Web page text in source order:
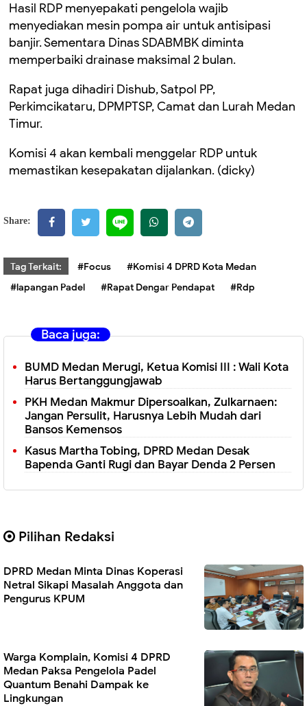
Hasil RDP menyepakati pengelola wajib
menyediakan mesin pompa air untuk antisipasi
banjir. Sementara Dinas SDABMBK diminta
memperbaiki drainase maksimal 2 bulan.
Rapat juga dihadiri Dishub, Satpol PP,
Perkimcikataru, DPMPTSP, Camat dan Lurah Medan
Timur.
Komisi 4 akan kembali menggelar RDP untuk
memastikan kesepakatan dijalankan. (dicky)
Share:
Tag Terkait: #Focus
#Komisi 4 DPRD Kota Medan
#lapangan Padel
#Rapat Dengar Pendapat #Rdp
Baca juga:
BUMD Medan Merugi, Ketua Komisi III : Wali Kota
Harus Bertanggungjawab
PKH Medan Makmur Dipersoalkan, Zulkarnaen:
Jangan Persulit, Harusnya Lebih Mudah dari
Bansos Kemensos
Kasus Martha Tobing, DPRD Medan Desak
Bapenda Ganti Rugi dan Bayar Denda 2 Persen
Pilihan Redaksi
DPRD Medan Minta Dinas Koperasi
Netral Sikapi Masalah Anggota dan
Pengurus KPUM
Warga Komplain, Komisi 4 DPRD
Medan Paksa Pengelola Padel
Quantum Benahi Dampak ke
Lingkungan